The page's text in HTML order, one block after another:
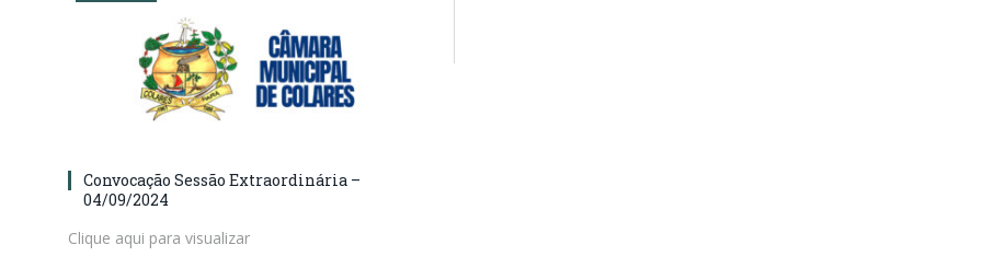
Convocação Sessão Extraordinária –
04/09/2024
Clique aqui para visualizar